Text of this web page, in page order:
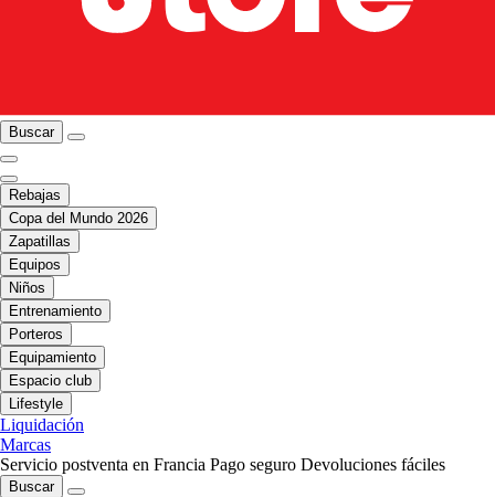
Buscar
Rebajas
Copa del Mundo 2026
Zapatillas
Equipos
Niños
Entrenamiento
Porteros
Equipamiento
Espacio club
Lifestyle
Liquidación
Marcas
Servicio postventa en Francia Pago seguro Devoluciones fáciles
Buscar